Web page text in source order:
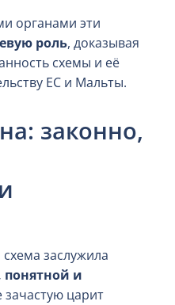
органами эти
роль, доказывая
схемы и её
ЕС и Мальты.
законно,
заслужила
понятной и
зачастую царит